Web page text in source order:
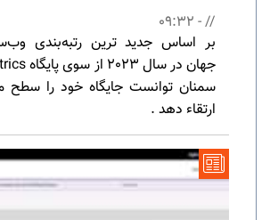
// - 09:32
بر اساس جدید ترین رتبه‌بندی
سمنان توانست جایگاه خود را سطح
ارتقاء دهد .